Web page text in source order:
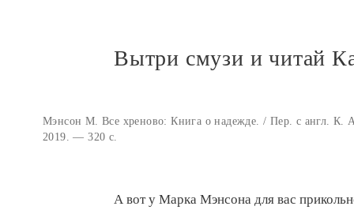
Вытри смузи и читай
Мэнсон М. Все хреново: Книга о надежде. / Пер. с англ.
2019. — 320 с.
А вот у Марка Мэнсона для вас